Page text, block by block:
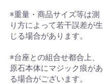
※重量・商品サイズ等は測
り方によって若干誤差が生
じる場合があります。
※台座との組合せ都合上、
原石本体にマジック痕があ
る場合がございます。